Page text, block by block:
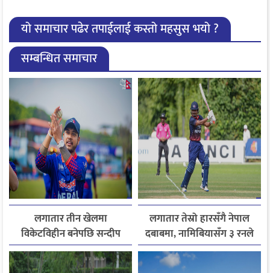
यो समाचार पढेर तपाईलाई कस्तो महसुस भयो ?
सम्बन्धित समाचार
लगातार तीन खेलमा
विकेटविहीन बनेपछि सन्दीप
पहिलोपटक प्लेइङ-११ बाट
बाहिर
लगातार तेस्रो हारसँगै नेपाल
दबाबमा, नामिबियासँग ३ रनले
पराजित